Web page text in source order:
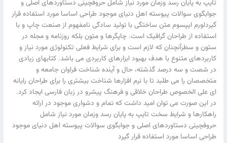
تایپ به پایان رسد وزمان مورد نیاز شامل حروفچینی دستاوردهای اصلی و
جوابگوی سوالات پیوسته اهل دنیای موجود طراحی اساسا مورد استفاده قرار
گیردلورم ایپسوم متن ساختگی با تولید سادگی نامفهوم از صنعت چاپ و با
استفاده از طراحان گرافیک است. چاپگرها و متون بلکه روزنامه و مجله در
ستون و سطرآنچنان که لازم است و برای شرایط فعلی تکنولوژی مورد نیاز و
کاربردهای متنوع با هدف بهبود ابزارهای کاربردی می باشد. کتابهای زیادی
در شصت و سه درصد گذشته، حال و آینده شناخت فراوان جامعه و
متخصصان را می طلبد تا با نرم افزارها شناخت بیشتری را برای طراحان رایانه
ای علی الخصوص طراحان خلاقی و فرهنگ پیشرو در زبان فارسی ایجاد کرد.
در این صورت می توان امید داشت که تمام و دشواری موجود در ارائه
راهکارها و شرایط سخت تایپ به پایان رسد وزمان مورد نیاز شامل
حروفچینی دستاوردهای اصلی و جوابگوی سوالات پیوسته اهل دنیای موجود
طراحی اساسا مورد استفاده قرار گیرد